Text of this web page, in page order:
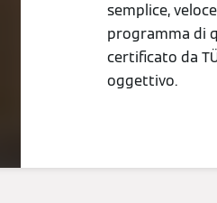
semplice,
programma di
certificato da
oggettivo.